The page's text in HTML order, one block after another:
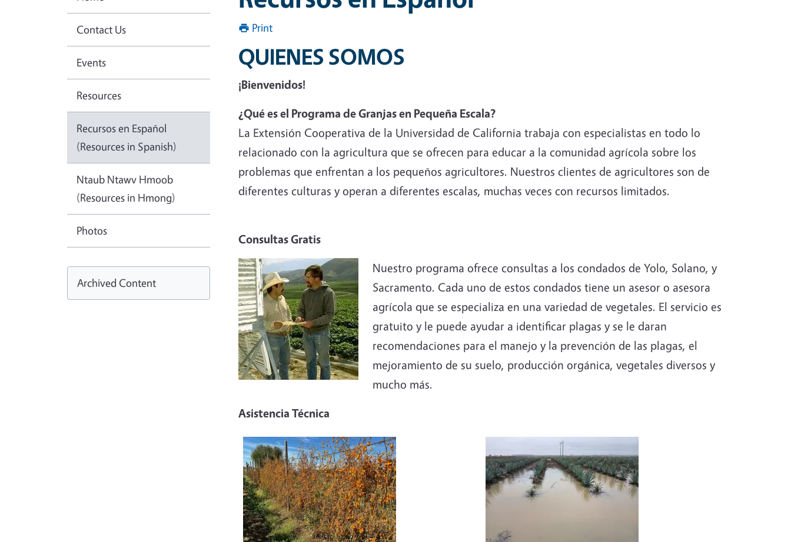
Print
QUIENES SOMOS
¡Bienvenidos!
¿Qué es el Programa de Granjas en Pequeña Escala?
La Extensión Cooperativa de la Universidad de California trabaja con especialistas en todo lo
relacionado con la agricultura que se ofrecen para educar a la comunidad agrícola sobre los
problemas que enfrentan a los pequeños agricultores. Nuestros clientes de agricultores son de
diferentes culturas y operan a diferentes escalas, muchas veces con recursos limitados.
Consultas Gratis
Image
Nuestro programa ofrece consultas a los condados de Yolo, Solano, y
Sacramento. Cada uno de estos condados tiene un asesor o asesora
agrícola que se especializa en una variedad de vegetales. El servicio es
gratuito y le puede ayudar a identificar plagas y se le daran
recomendaciones para el manejo y la prevención de las plagas, el
mejoramiento de su suelo, producción orgánica, vegetales diversos y
mucho más.
Asistencia Técnica
Contact Us
Events
Resources
Recursos en Español
(Resources in Spanish)
Ntaub Ntawv Hmoob
(Resources in Hmong)
Photos
Archived Content